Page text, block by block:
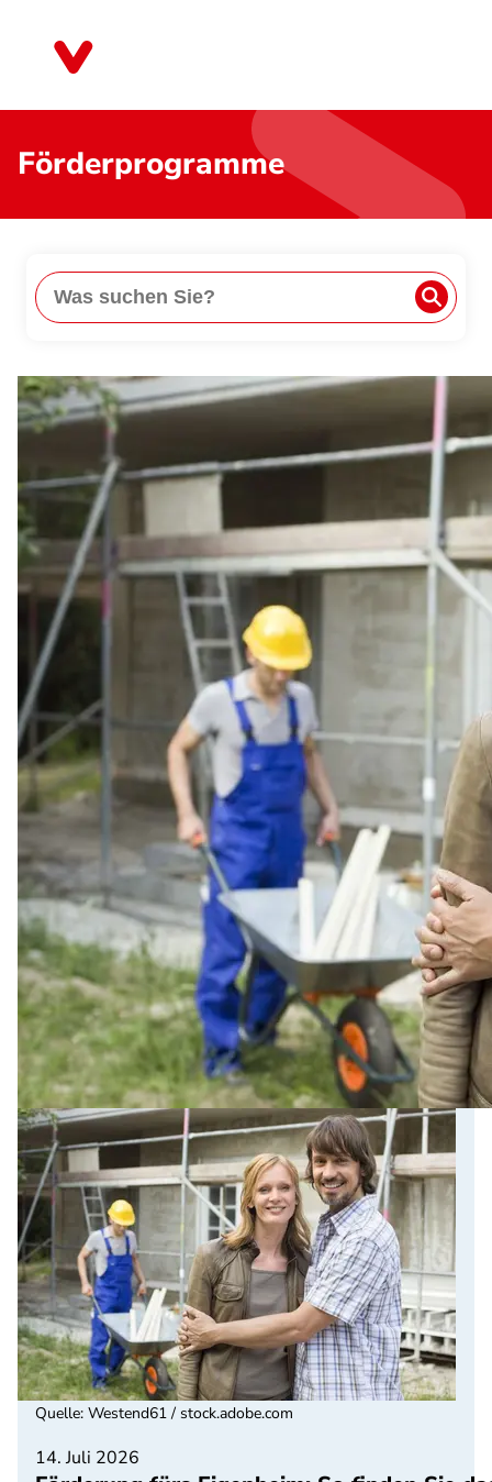
Förderprogramme
14. Juli 2026
Quelle: Westend61 / stock.adobe.com